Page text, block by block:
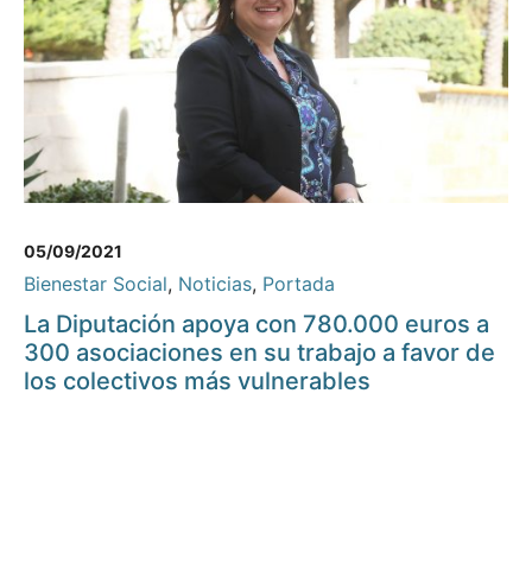
05/09/2021
Bienestar Social, Noticias, Portada
La Diputación apoya con 780.000 euros a
300 asociaciones en su trabajo a favor de
los colectivos más vulnerables